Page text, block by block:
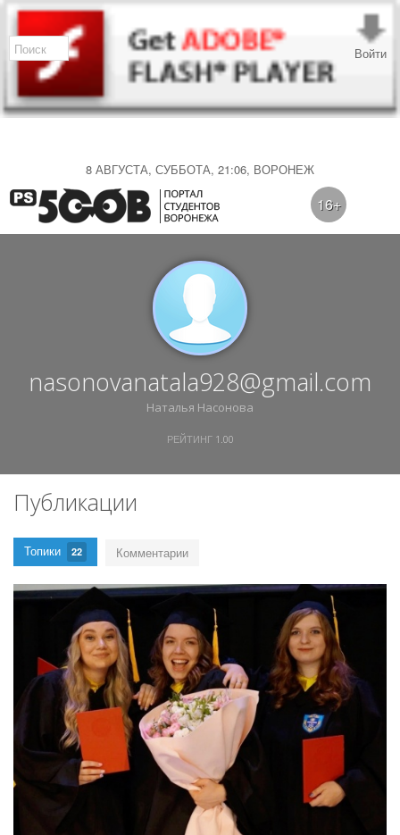
8 АВГУСТА, СУББОТА, 21:06, ВОРОНЕЖ
Войти
16+
nasonovanatala928@gmail.com
Наталья Насонова
РЕЙТИНГ 1.00
Публикации
Топики 22 Комментарии